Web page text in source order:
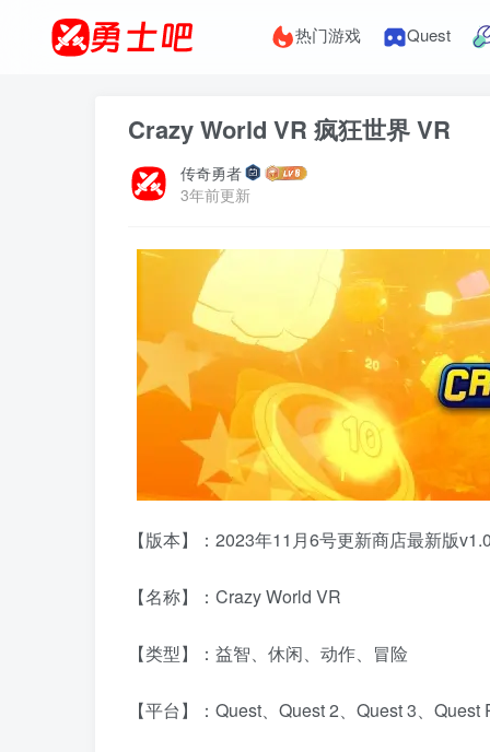
热门游戏 Quest
Crazy World VR 疯狂世界 VR
传奇勇者
3年前更新
【版本】：2023年11月6号更新商店最新版
【名称】：Crazy World VR
【类型】：益智、休闲、动作、冒险
【平台】：Quest、Quest 2、Quest 3、